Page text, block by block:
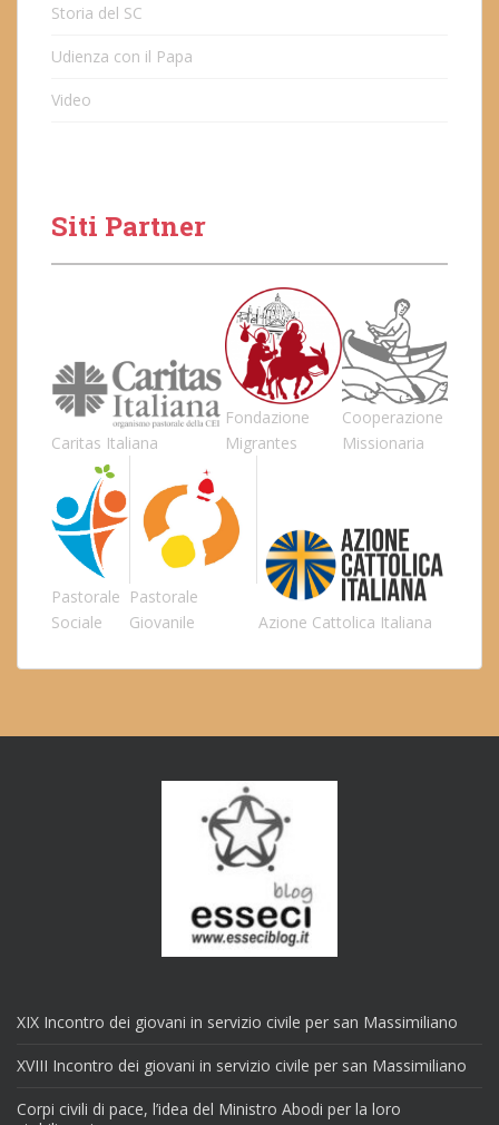
Storia del SC
Udienza con il Papa
Video
Siti Partner
Caritas Italiana
Fondazione
Migrantes
Cooperazione
Missionaria
Pastorale
Sociale
Pastorale
Giovanile
Azione Cattolica Italiana
XIX Incontro dei giovani in servizio civile per san Massimiliano
XVIII Incontro dei giovani in servizio civile per san Massimiliano
Corpi civili di pace, l’idea del Ministro Abodi per la loro